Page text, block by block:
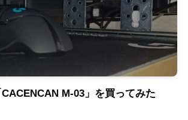
M-03」を買ってみた